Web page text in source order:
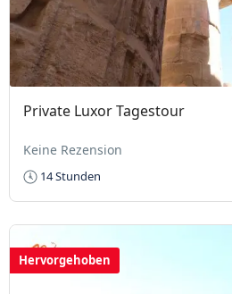
Private Luxor Tagestour
Keine Rezension
14 Stunden
Hervorgehoben